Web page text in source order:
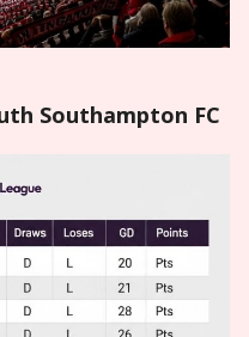
Southampton FC